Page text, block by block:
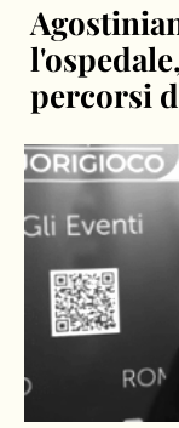
percorsi